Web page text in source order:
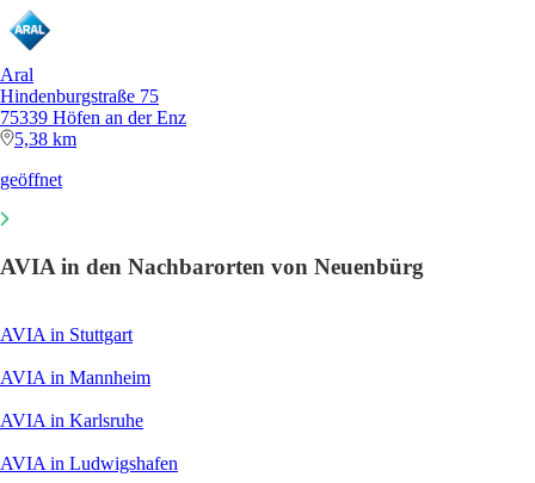
Aral
Hindenburgstraße 75
75339 Höfen an der Enz
5,38 km
geöffnet
AVIA in den Nachbarorten von Neuenbürg
AVIA in Stuttgart
AVIA in Mannheim
AVIA in Karlsruhe
AVIA in Ludwigshafen